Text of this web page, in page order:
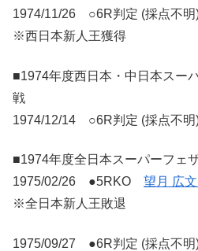
1974/11/26 ○6R判定 (採点不
※西日本新人王獲得
■1974年度西日本・中日本スー
戦
1974/12/14 ○6R判定 (採点不
■1974年度全日本スーパーフェ
1975/02/26 ●5RKO 望月 広
※全日本新人王敗退
1975/09/27 ●6R判定 (採点不